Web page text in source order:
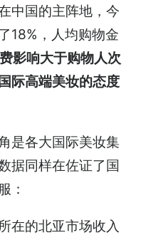
中国的主阵地，今
18%，人均购物金
影响大于购物人次
际高端美妆的态度
是各大国际美妆集
据同样在佐证了国
：
在的北亚市场收入